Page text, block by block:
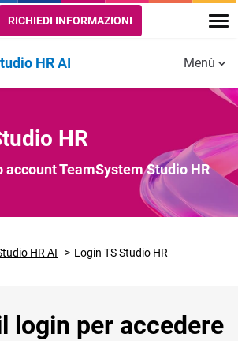
RICHIEDI INFORMAZIONI
HR AI Menù
HR
account TeamSystem Studio HR
HR AI Login TS Studio HR
login per accedere